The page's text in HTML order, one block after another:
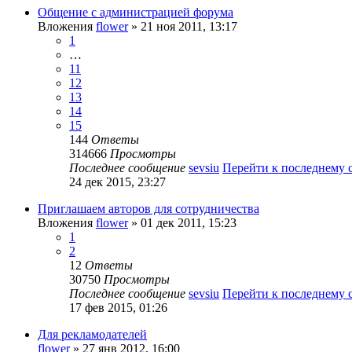
Общение с администрацией форума
Вложения flower» 21 ноя 2011, 13:17
1
…
11
12
13
14
15
144 Ответы
314666 Просмотры
Последнее сообщение sevsiu Перейти к последнему
24 дек 2015, 23:27
Приглашаем авторов для сотрудничества
Вложения flower» 01 дек 2011, 15:23
1
2
12 Ответы
30750 Просмотры
Последнее сообщение sevsiu Перейти к последнему
17 фев 2015, 01:26
Для рекламодателей
flower» 27 янв 2012, 16:00